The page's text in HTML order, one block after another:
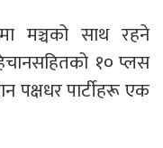
मञ्चको साथ रहने
१० प्लस
पक्षधर पार्टीहरू एक